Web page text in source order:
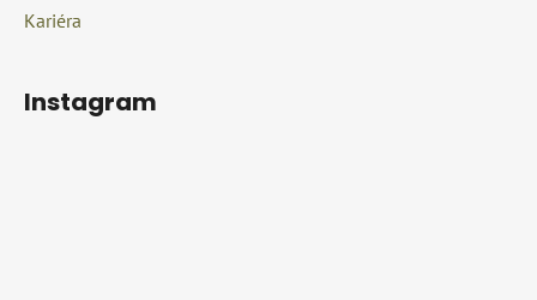
Kariéra
Instagram